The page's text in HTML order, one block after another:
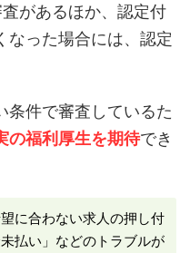
があるほか、認定付
なった場合には、認定
条件で審査しているた
の福利厚生を期待でき
に合わない求人の押し付
払い」などのトラブルが